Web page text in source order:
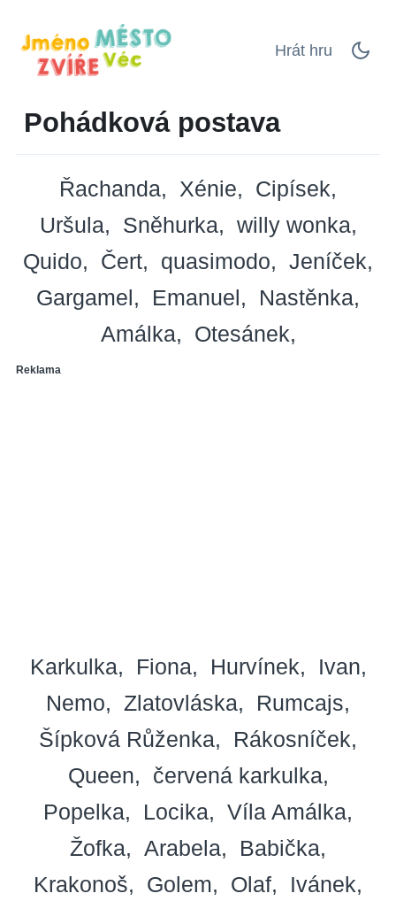
Hrát hru
Pohádková postava
Řachanda Xénie
Cipísek
Uršula
Sněhurka
willy wonka
Quido
Čert quasimodo
Jeníček
Gargamel
Emanuel
Nastěnka
Amálka
Otesánek
Reklama
Karkulka Fiona Hurvínek
Ivan
Nemo
Zlatovláska
Rumcajs
Šípková Růženka
Rákosníček
Queen
červená karkulka
Popelka
Locika
Víla Amálka
Žofka
Arabela
Babička
Krakonoš
Golem Olaf
Ivánek